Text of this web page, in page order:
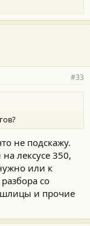
надрезать и
#33
не подскажу.
лексусе 350,
или к
со
шлицы и прочие